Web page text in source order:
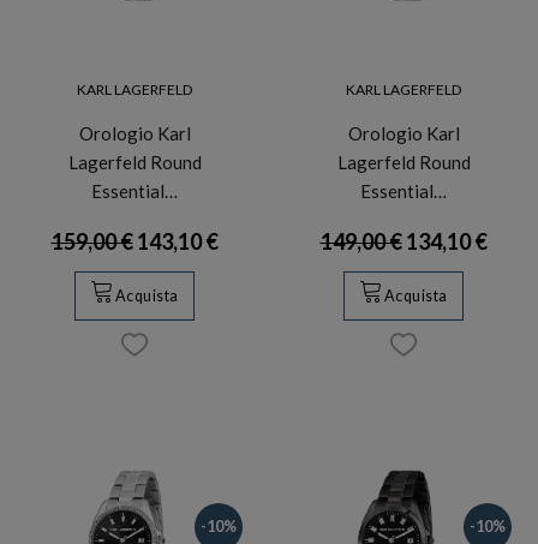
KARL LAGERFELD
Orologio Karl
Lagerfeld Round
Essential…
159,00 €143,10 €
Acquista
KARL LAGERFELD
Orologio Karl
Lagerfeld Round
Essential…
149,00 €134,10 €
Acquista
-10% -10%